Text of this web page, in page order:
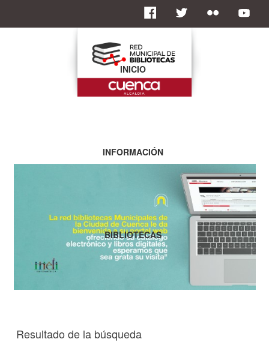
Resultado de la búsqueda
INICIO
INFORMACIÓN
BIBLIOTECAS